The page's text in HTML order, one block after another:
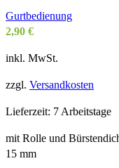
Gurtbedienung
2,90 €
inkl. MwSt.
zzgl. Versandkosten
Lieferzeit: 7 Arbeitstage
mit Rolle und
15 mm